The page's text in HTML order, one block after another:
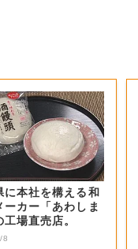
に本社を構える和
ーカー「あわしま
場直売店。
8